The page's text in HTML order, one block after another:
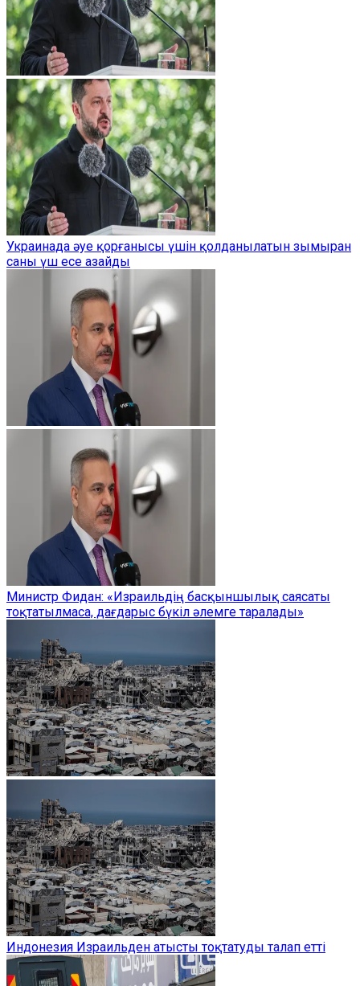
Украинада әуе қорғанысы үшін қолданылатын зымыран
саны үш есе азайды
Министр Фидан: «Израильдің басқыншылық саясаты
тоқтатылмаса, дағдарыс бүкіл әлемге таралады»
Индонезия Израильден атысты тоқтатуды талап етті